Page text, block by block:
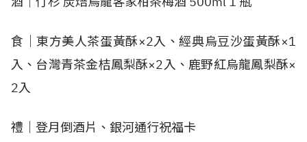
食｜東方美人茶蛋黃酥×2入、經典烏豆沙蛋黃酥×1
入、台灣青茶金桔鳳梨酥×2入、鹿野紅烏龍鳳梨酥×
2入
禮｜登月倒酒片、銀河通行祝福卡